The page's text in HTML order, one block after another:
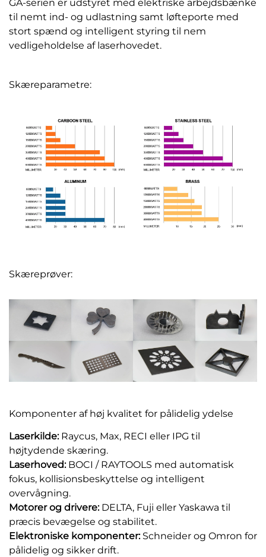
GA-serien er udstyret med elektriske arbejdsbænke
til nemt ind- og udlastning samt løfteporte med
stort spænd og intelligent styring til nem
vedligeholdelse af laserhovedet.
Skæreparametre:
Skæreprøver:
Komponenter af høj kvalitet for pålidelig ydelse
Laserkilde: Raycus, Max, RECI eller IPG til
højtydende skæring.
Laserhoved: BOCI / RAYTOOLS med automatisk
fokus, kollisionsbeskyttelse og intelligent
overvågning.
Motorer og drivere: DELTA, Fuji eller Yaskawa til
præcis bevægelse og stabilitet.
Elektroniske komponenter: Schneider og Omron for
pålidelig og sikker drift.